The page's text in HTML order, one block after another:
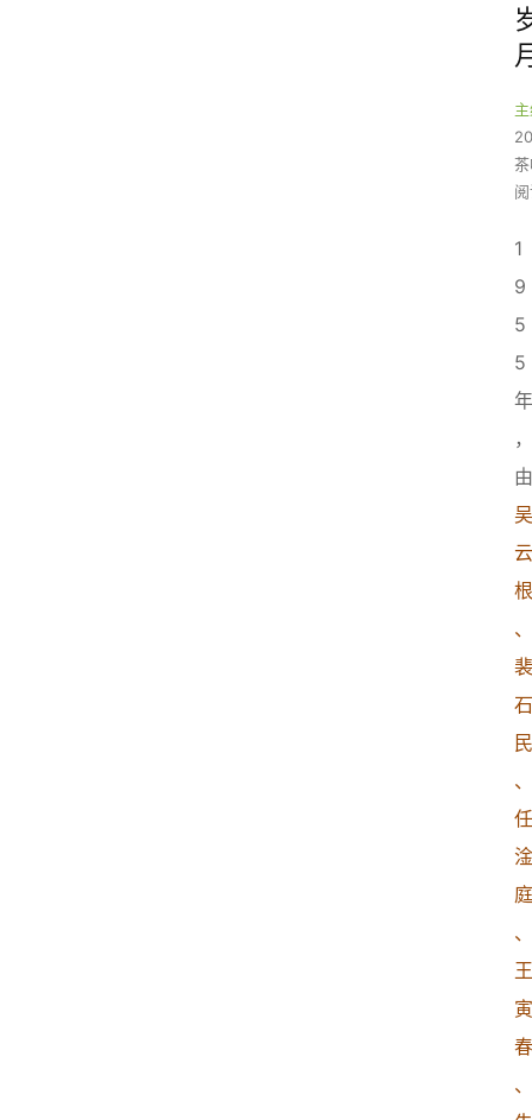
1
9
5
5
年
，
由
吴
云
根
、
裴
石
民
、
任
淦
庭
、
王
寅
春
、